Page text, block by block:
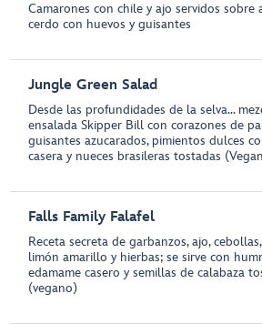
Camarones con chile y ajo servidos sobre
cerdo con huevos y guisantes
Jungle Green Salad
Desde las profundidades de la selva…
ensalada Skipper Bill con corazones de
guisantes azucarados, pimientos dulces
casera y nueces brasileras tostadas
Falls Family Falafel
Receta secreta de garbanzos, ajo,
limón amarillo y hierbas; se sirve con
edamame casero y semillas de calabaza
(vegano)